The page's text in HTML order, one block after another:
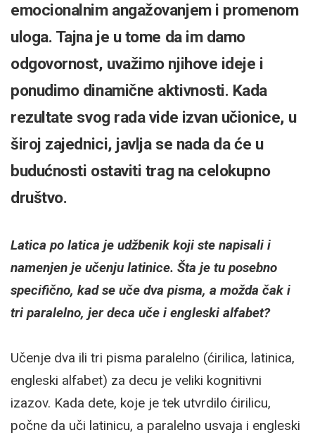
emocionalnim angažovanjem i promenom
uloga. Tajna je u tome da im damo
odgovornost, uvažimo njihove ideje i
ponudimo dinamične aktivnosti. Kada
rezultate svog rada vide izvan učionice, u
široj zajednici, javlja se nada da će u
budućnosti ostaviti trag na celokupno
društvo.
Latica po latica je udžbenik koji ste napisali i
namenjen je učenju latinice. Šta je tu posebno
specifično, kad se uče dva pisma, a možda čak i
tri paralelno, jer deca uče i engleski alfabet?
Učenje dva ili tri pisma paralelno (ćirilica, latinica,
engleski alfabet) za decu je veliki kognitivni
izazov. Kada dete, koje je tek utvrdilo ćirilicu,
počne da uči latinicu, a paralelno usvaja i engleski